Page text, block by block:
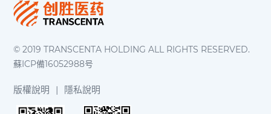
© 2019 TRANSCENTA HOLDING ALL RIGHTS RESERVED.
蘇ICP備16052988号
版權說明 | 隱私說明